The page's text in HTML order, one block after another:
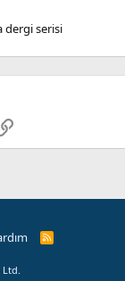
dergi serisi
Link
R
Ltd.